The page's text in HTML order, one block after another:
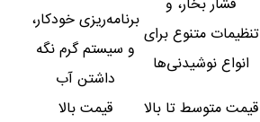
تنظیمات متنوع برای
انواع نوشیدنی‌ها
برنامه‌ریزی خودکار،
و سیستم گرم نگه
داشتن آب
قیمت متوسط تا بالا قیمت بالا